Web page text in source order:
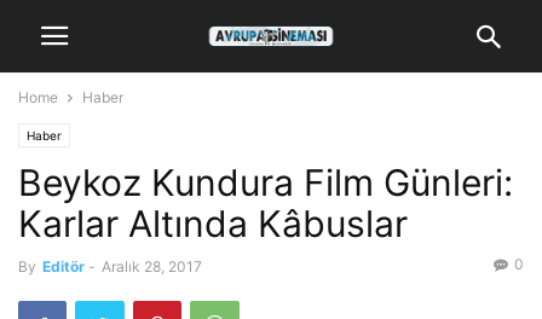
Home Haber
Haber
Beykoz Kundura Film Günleri:
Karlar Altında Kâbuslar
By Editör - Aralık 28, 2017 0